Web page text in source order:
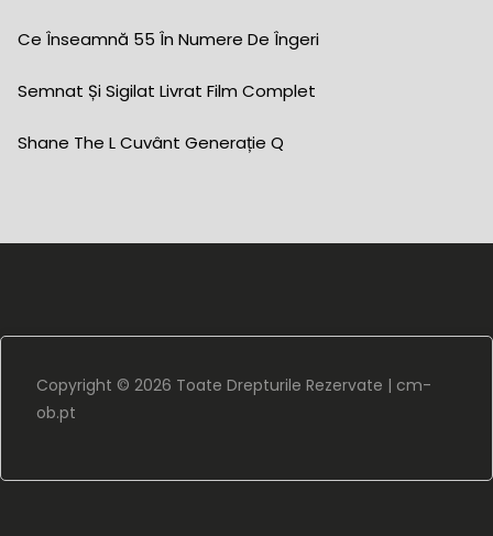
Ce Înseamnă 55 În Numere De Îngeri
Semnat Și Sigilat Livrat Film Complet
Shane The L Cuvânt Generație Q
Copyright © 2026 Toate Drepturile Rezervate | cm-
ob.pt